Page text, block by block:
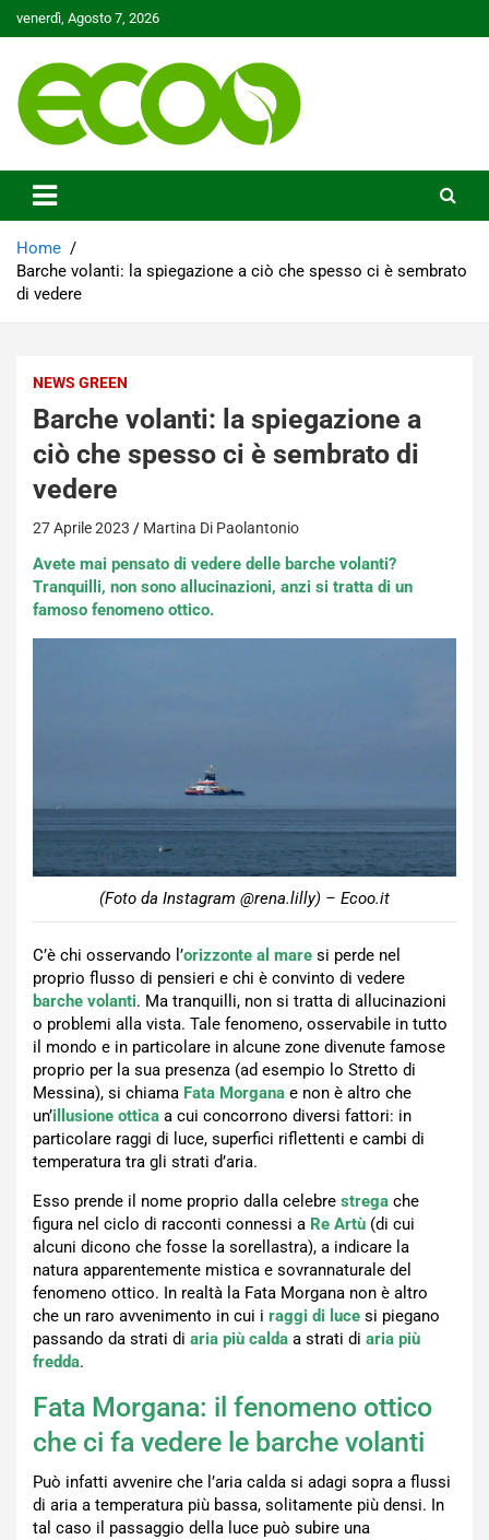
to
venerdì, Agosto 7, 2026
Ecoo.it
Home
Barche volanti: la spiegazione a ciò che spesso ci è sembrato
di vedere
NEWS GREEN
Barche volanti: la spiegazione a
ciò che spesso ci è sembrato di
vedere
27 Aprile 2023 Martina Di Paolantonio
Avete mai pensato di vedere delle barche volanti?
Tranquilli, non sono allucinazioni, anzi si tratta di un
famoso fenomeno ottico.
(Foto da Instagram @rena.lilly) – Ecoo.it
C’è chi osservando l’orizzonte al mare si perde nel
proprio flusso di pensieri e chi è convinto di vedere
barche volanti. Ma tranquilli, non si tratta di allucinazioni
o problemi alla vista. Tale fenomeno, osservabile in tutto
il mondo e in particolare in alcune zone divenute famose
proprio per la sua presenza (ad esempio lo Stretto di
Messina), si chiama Fata Morgana e non è altro che
un’illusione ottica a cui concorrono diversi fattori: in
particolare raggi di luce, superfici riflettenti e cambi di
temperatura tra gli strati d’aria.
Esso prende il nome proprio dalla celebre strega che
figura nel ciclo di racconti connessi a Re Artù (di cui
alcuni dicono che fosse la sorellastra), a indicare la
natura apparentemente mistica e sovrannaturale del
fenomeno ottico. In realtà la Fata Morgana non è altro
che un raro avvenimento in cui i raggi di luce si piegano
passando da strati di aria più calda a strati di aria più
fredda.
Fata Morgana: il fenomeno ottico
che ci fa vedere le barche volanti
Può infatti avvenire che l’aria calda si adagi sopra a flussi
di aria a temperatura più bassa, solitamente più densi. In
tal caso il passaggio della luce può subire una